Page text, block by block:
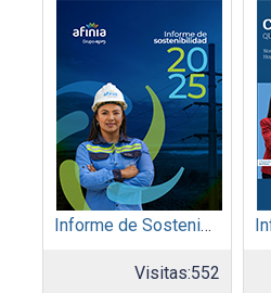
Informe de Sostenibilidad 2025: Afinia filial del Grupo EPM
Visitas:552